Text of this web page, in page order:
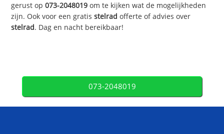
gerust op073-2048019 om te kijken wat de mogelijkheden
zijn. Ook voor een gratisstelrad offerte of advies over
stelrad. Dag en nacht bereikbaar!
073-2048019